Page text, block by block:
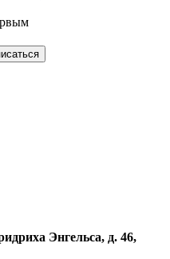
Энгельса, д. 46,